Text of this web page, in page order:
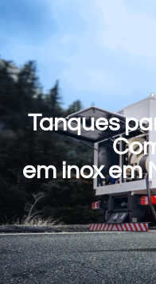
Tanques
em inox em